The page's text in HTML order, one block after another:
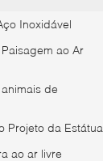
Inoxidável
ao Ar
de
Projeto da Estátua
ao ar livre